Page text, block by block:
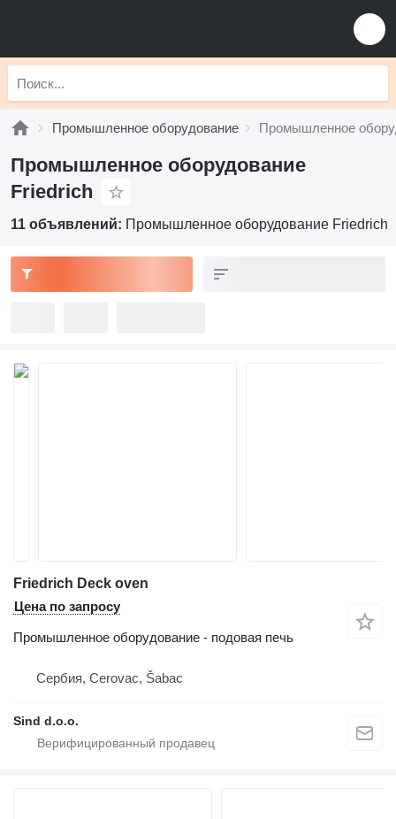
Промышленное оборудование Промышленное
Промышленное оборудование
Friedrich
11 объявлений: Промышленное оборудование Friedrich
Friedrich Deck oven
Цена по запросу
Промышленное оборудование - подовая печь
Сербия, Cerovac, Šabac
Sind d.o.o.